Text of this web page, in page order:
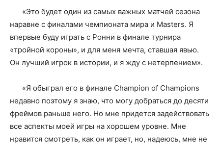
«Это будет один из самых важных матчей сезона
наравне с финалами чемпионата мира и Masters. Я
впервые буду играть с Ронни в финале турнира
«тройной короны», и для меня мечта, ставшая явью.
Он лучший игрок в истории, и я жду с нетерпением».
«Я обыграл его в финале Champion of Champions
недавно поэтому я знаю, что могу добраться до десяти
фреймов раньше него. Но мне придется задействовать
все аспекты моей игры на хорошем уровне. Мне
нравится смотреть, как он играет, но, надеюсь, мне не